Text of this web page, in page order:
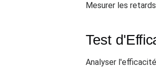
Mesurer les
Test
Analyser